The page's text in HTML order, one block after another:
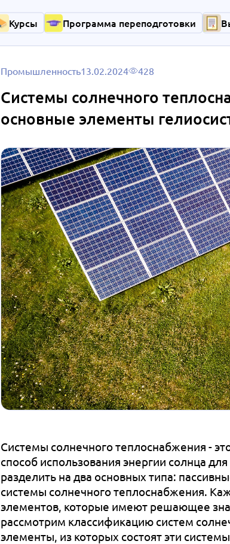
Курсы Программа переподготовки
Промышленность13.02.2024 428
Системы солнечного
основные элементы
Системы солнечного теплоснабжения -
способ использования энергии солнца
разделить на два основных типа:
системы солнечного теплоснабжения.
элементов, которые имеют решающее
рассмотрим классификацию систем
элементы, из которых состоят эти